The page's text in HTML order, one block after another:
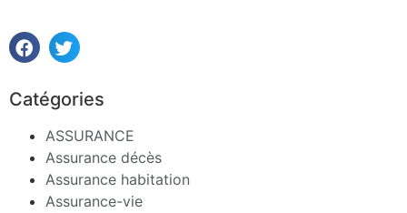
Catégories
ASSURANCE
Assurance décès
Assurance habitation
Assurance-vie